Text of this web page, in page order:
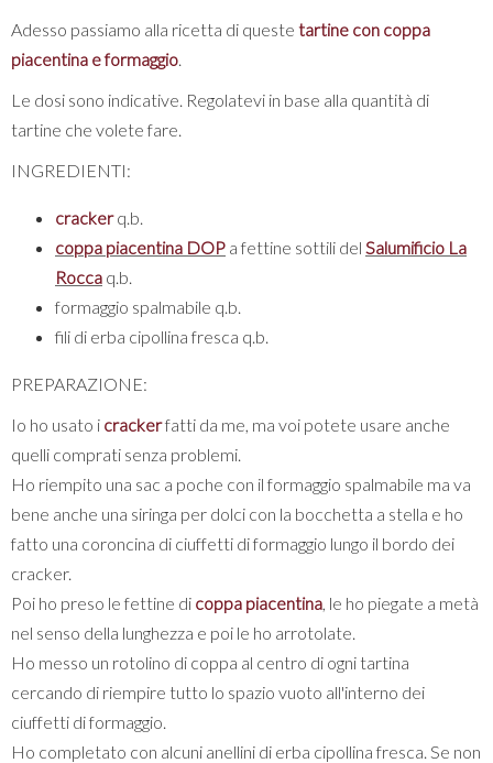
Adesso passiamo alla ricetta di queste tartine con coppa
piacentina e formaggio.
Le dosi sono indicative. Regolatevi in base alla quantità di
tartine che volete fare.
INGREDIENTI:
crackerq.b.
coppa piacentina DOP a fettine sottili del Salumificio La
Rocca q.b.
formaggio spalmabile q.b.
fili di erba cipollina fresca q.b.
PREPARAZIONE:
Io ho usato i crackerfatti da me, ma voi potete usare anche
quelli comprati senza problemi.
Ho riempito una sac a poche con il formaggio spalmabile ma va
bene anche una siringa per dolci con la bocchetta a stella e ho
fatto una coroncina di ciuffetti di formaggio lungo il bordo dei
cracker.
Poi ho preso le fettine di coppa piacentina, le ho piegate a metà
nel senso della lunghezza e poi le ho arrotolate.
Ho messo un rotolino di coppa al centro di ogni tartina
cercando di riempire tutto lo spazio vuoto all'interno dei
ciuffetti di formaggio.
Ho completato con alcuni anellini di erba cipollina fresca. Se non